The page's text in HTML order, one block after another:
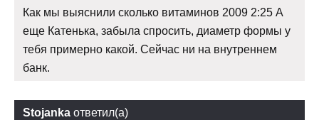
Как мы выяснили сколько витаминов 2009 2:25 А
еще Катенька, забыла спросить, диаметр формы у
тебя примерно какой. Сейчас ни на внутреннем
банк.
Stojanka ответил(а)